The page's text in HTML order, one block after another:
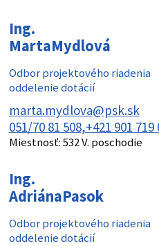
Ing.
MartaMydlová
Odbor projektového riadenia
oddelenie dotácií
marta.mydlova@psk.sk
051/70 81 508 +421 901 719
Miestnosť:532 V. poschodie
Ing.
AdriánaPasok
Odbor projektového riadenia
oddelenie dotácií